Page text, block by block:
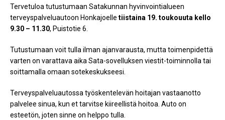
Tervetuloa tutustumaan Satakunnan hyvinvointialueen
terveyspalveluautoon Honkajoelle tiistaina 19. toukouuta kello
9.30 – 11.30, Puistotie 6.
Tutustumaan voit tulla ilman ajanvarausta, mutta toimenpidettä
varten on varattava aika Sata-sovelluksen viestit-toiminnolla tai
soittamalla omaan sotekeskukseesi.
Terveyspalveluautossa työskentelevän hoitajan vastaanotto
palvelee sinua, kun et tarvitse kiireellistä hoitoa. Auto on
esteetön, joten sinne on helppo tulla.